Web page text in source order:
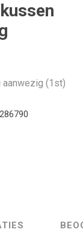
aanwezig (1st)